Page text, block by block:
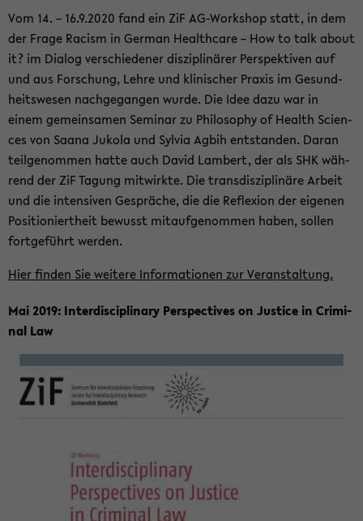
Vom 14. – 16.9.2020 fand ein ZiF AG-​Workshop statt, in dem
der Frage Ra­cism in Ger­man Health­ca­re – How to talk about
it? im Dia­log ver­schie­de­ner dis­zi­pli­nä­rer Per­spek­ti­ven auf
und aus For­schung, Lehre und kli­ni­scher Pra­xis im Ge­sund­
heits­we­sen nach­ge­gan­gen wurde. Die Idee dazu war in
einem ge­mein­sa­men Se­mi­nar zu Phi­lo­so­phy of Health Sci­en­
ces von Saana Juko­la und Syl­via Agbih ent­stan­den. Daran
teil­ge­nom­men hatte auch David Lam­bert, der als SHK wäh­
rend der ZiF Ta­gung mit­wirk­te. Die trans­dis­zi­pli­nä­re Ar­beit
und die in­ten­si­ven Ge­sprä­che, die die Re­fle­xi­on der ei­ge­nen
Po­si­tio­niert­heit be­wusst mit­auf­ge­nom­men haben, sol­len
fort­ge­führt wer­den.
Hier fin­den Sie wei­te­re In­for­ma­tio­nen zur Ver­an­stal­tung.
Mai 2019: In­ter­di­sci­pli­na­ry Per­spec­ti­ves on Justi­ce in Cri­mi­
nal Law